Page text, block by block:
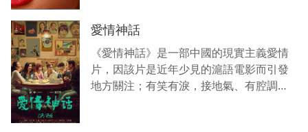
愛情神話
《愛情神話》是一部中國的現實主義愛情
片，因該片是近年少見的滬語電影而引發
地方關注；有笑有淚，接地氣、有腔調，